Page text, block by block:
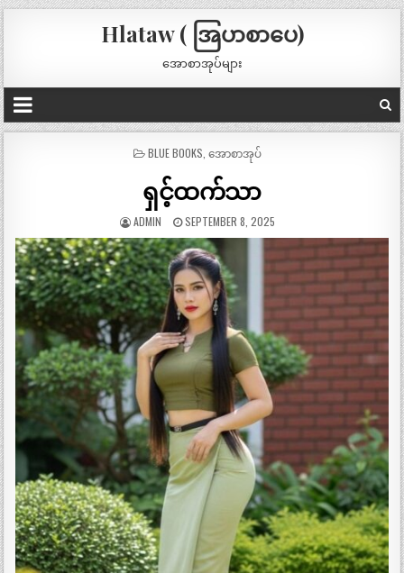
Hlataw ( အြပာစာပေ)
အောစာအုပ်များ
POSTED
BLUE BOOKS အောစာအုပ်
ရှင့်ထက်သာ
ADMIN SEPTEMBER 8, 2025